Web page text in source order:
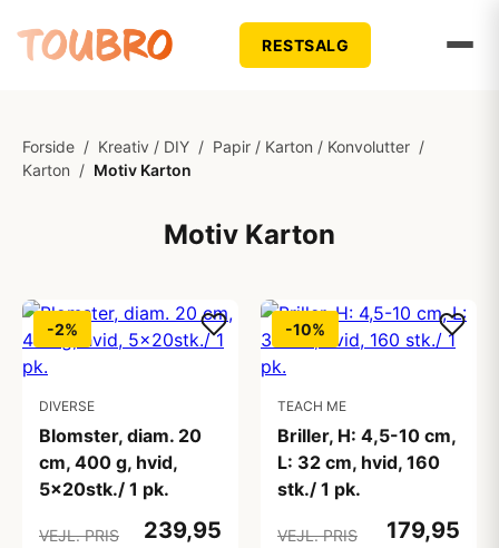
RESTSALG
Forside / Kreativ / DIY / Papir / Karton / Konvolutter /
Karton / Motiv Karton
Motiv Karton
-2%
DIVERSE
Blomster, diam. 20
cm, 400 g, hvid,
5x20stk./ 1 pk.
VEJL. PRIS
239,95
-10%
TEACH ME
Briller, H: 4,5-10 cm,
L: 32 cm, hvid, 160
stk./ 1 pk.
VEJL. PRIS
179,95